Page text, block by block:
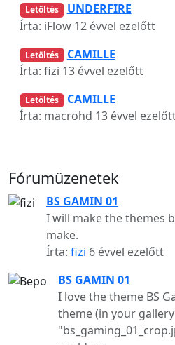
Letöltés
UNDERFIRE
Írta: iFlow 12 évvel ezelőtt
Letöltés
CAMILLE
Írta: fizi 13 évvel ezelőtt
Letöltés
CAMILLE
Írta: macrohd 13 évvel
Fórumüzenetek
BS GAMIN 01
I will make the themes
make.
Írta: fizi 6 évvel ezelőtt
BS GAMIN 01
I love the theme BS
theme (in your gallery